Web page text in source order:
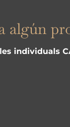
algún
individuals